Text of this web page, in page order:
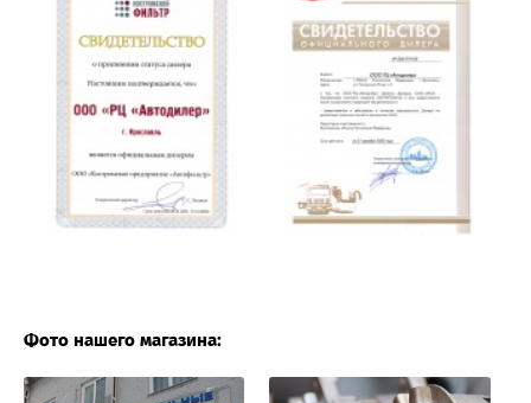
Фото нашего магазина: